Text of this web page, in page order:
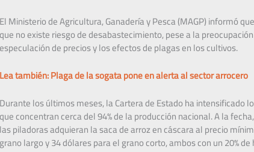
El Ministerio de Agricultura, Ganadería y Pesca (MAGP) informó
que no existe riesgo de desabastecimiento, pese a la
especulación de precios y los efectos de plagas en los cultivos.
Lea también: Plaga de la sogata pone en alerta al sector arrocero
Durante los últimos meses, la Cartera de Estado ha intensificado
que concentran cerca del 94% de la producción nacional. A la
las piladoras adquieran la saca de arroz en cáscara al precio
grano largo y 34 dólares para el grano corto, ambos con un 20%